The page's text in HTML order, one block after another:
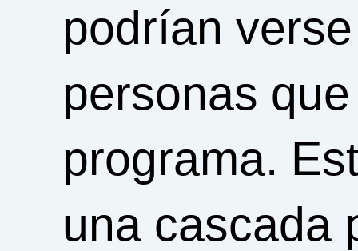
podrían
personas
programa.
una cascada